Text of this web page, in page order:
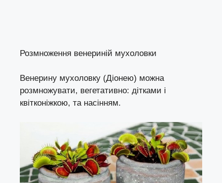
Розмноження венериній мухоловки
Венерину мухоловку (Діонею) можна
розмножувати, вегетативно: дітками і
квітконіжкою, та насінням.